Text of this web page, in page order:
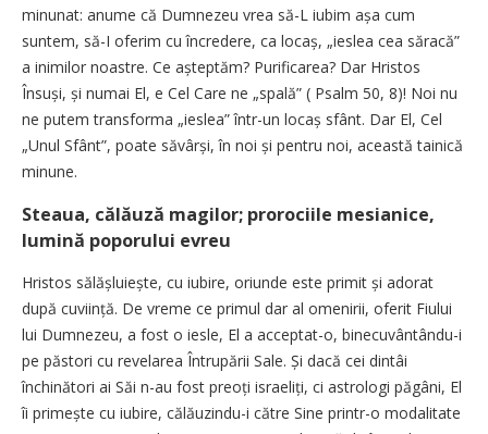
minunat: anume că Dumnezeu vrea să-L iubim așa cum
suntem, să-I oferim cu încredere, ca locaș, „ieslea cea săracă”
a inimilor noastre. Ce așteptăm? Purificarea? Dar Hristos
Însuși, și numai El, e Cel Care ne „spală” ( Psalm 50, 8)! Noi nu
ne putem transforma „ieslea” într-un locaș sfânt. Dar El, Cel
„Unul Sfânt”, poate săvârși, în noi și pentru noi, această tainică
minune.
Steaua, călăuză magilor; prorociile mesianice,
lumină poporului evreu
Hristos sălășluiește, cu iubire, oriunde este primit și adorat
după cuviință. De vreme ce primul dar al omenirii, oferit Fiului
lui Dumnezeu, a fost o iesle, El a acceptat-o, binecuvântându-i
pe păstori cu revelarea Întrupării Sale. Și dacă cei dintâi
închinători ai Săi n-au fost preoți israeliți, ci astrologi păgâni, El
îi primește cu iubire, călăuzindu-i către Sine printr-o modalitate